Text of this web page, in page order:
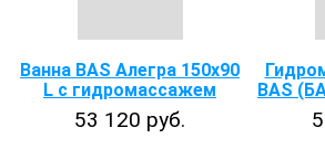
Ванна BAS Алегра 150х90
L с гидромассажем
53 120 руб.
BAS